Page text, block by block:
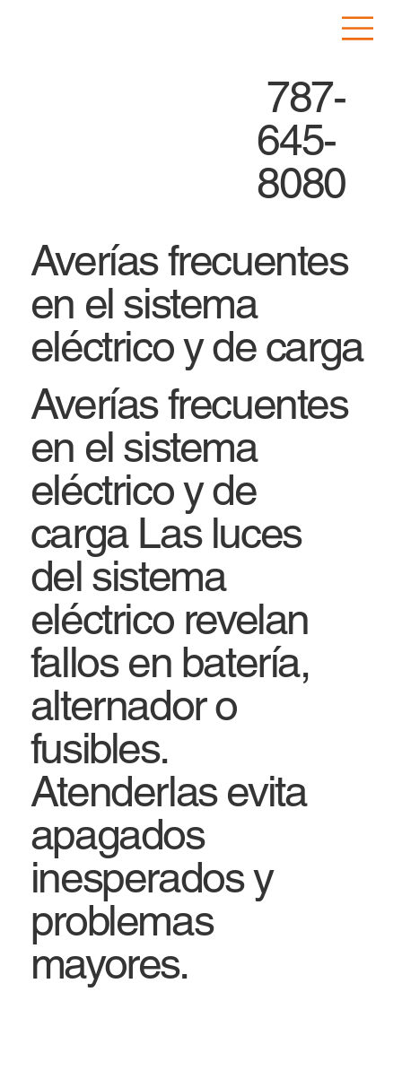
787-
645-
8080
Averías frecuentes
en el sistema
eléctrico y de carga
Averías frecuentes
en el sistema
eléctrico y de
carga Las luces
del sistema
eléctrico revelan
fallos en batería,
alternador o
fusibles.
Atenderlas evita
apagados
inesperados y
problemas
mayores.